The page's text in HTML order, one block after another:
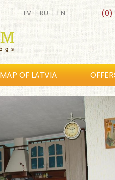
(0)
LV | RU | EN
MAP OF LATVIA